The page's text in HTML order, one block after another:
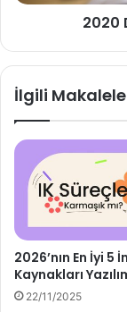
2020
İlgili
2026’nın En İyi 5
Kaynakları
22/11/2025